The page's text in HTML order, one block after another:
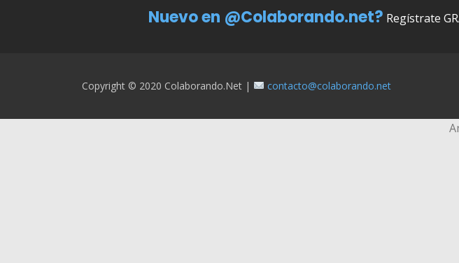
Nuevo en @Colaborando.net? Regístrate
Copyright © 2020 Colaborando.net | contacto@colaborando.net